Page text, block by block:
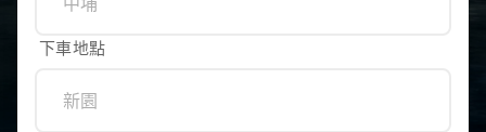
下車地點